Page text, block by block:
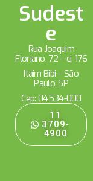
Sudest
e
Rua Joaquim
Floriano, 72 – cj. 176
Itaim Bibi – São
Paulo, SP
Cep: 04534-000
11
3709-
4900